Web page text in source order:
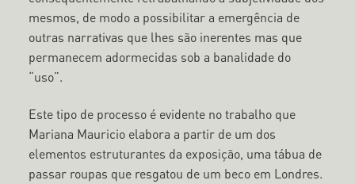
mesmos, de modo a possibilitar a emergência de
outras narrativas que lhes são inerentes mas que
permanecem adormecidas sob a banalidade do
“uso”.
Este tipo de processo é evidente no trabalho que
Mariana Mauricio elabora a partir de um dos
elementos estruturantes da exposição, uma tábua de
passar roupas que resgatou de um beco em Londres.